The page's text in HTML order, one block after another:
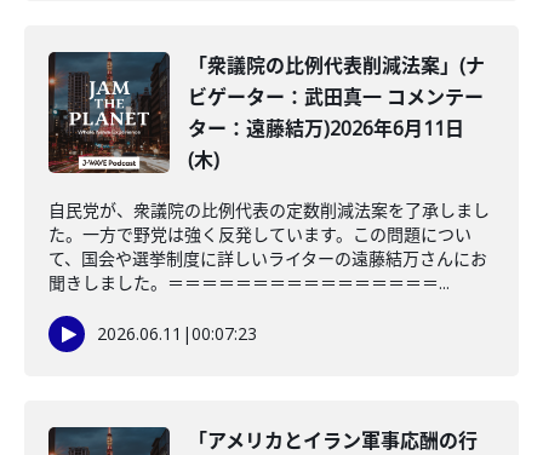
「衆議院の比例代表削減法案」(ナ
ビゲーター：武田真一 コメンテー
ター：遠藤結万)2026年6月11日
(木)
自民党が、衆議院の比例代表の定数削減法案を了承しまし
た。一方で野党は強く反発しています。この問題につい
て、国会や選挙制度に詳しいライターの遠藤結万さんにお
聞きしました。＝＝＝＝＝＝＝＝＝＝＝＝＝＝＝＝...
2026.06.11 |00:07:23
「アメリカとイラン軍事応酬の行